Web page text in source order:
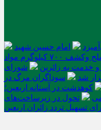
امام حسین شهید
هلاکت چهار شرور مسلح وکشف ۷۰۰ کیلوگرم مواد
خدمت‌ به زائرین
شورای
شد
سوداگران مرگ در
کوهدشت در آستانه اربعین؛
تحول در زیرساخت‌های
تسهیل تردد زائران اربعین